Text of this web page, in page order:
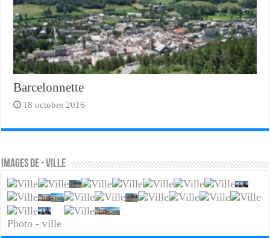
Barcelonnette
18 octobre 2016
Images de - ville
Photo - ville